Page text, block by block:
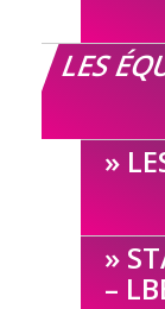
LES
–